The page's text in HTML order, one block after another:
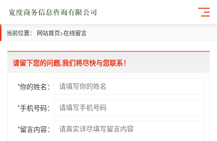
当前位置： 网站首页>在线留言
请留下您的问题,我们将尽快与您联系！
*你的姓名：
*手机号码：
*留言内容：